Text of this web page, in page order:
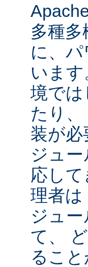
多種
に、
いま
境では
たり
装が
ジュ
応し
理者
ジュ
て、
ること